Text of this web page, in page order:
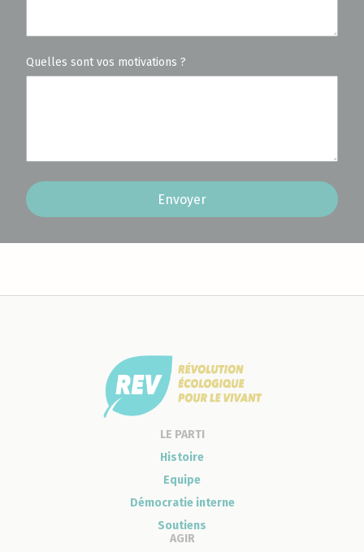
Quelles sont vos motivations ?
Envoyer
LE PARTI
Histoire
Equipe
Démocratie interne
Soutiens
AGIR